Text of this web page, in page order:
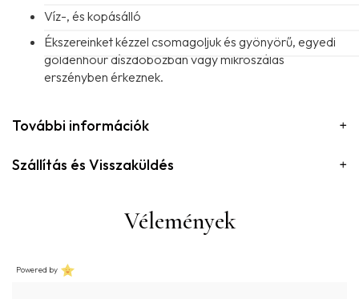
Víz-, és kopásálló
Ékszereinket kézzel csomagoljuk és gyönyörű, egyedi
goldenhour díszdobozban vagy mikroszálas
erszényben érkeznek.
További információk
Szállítás és Visszaküldés
Vélemények
Powered by